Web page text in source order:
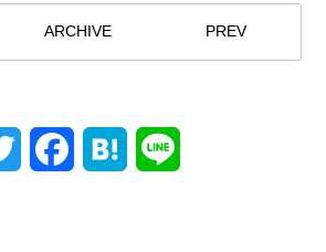
ARCHIVE PREV
Twitter FacebookHatena